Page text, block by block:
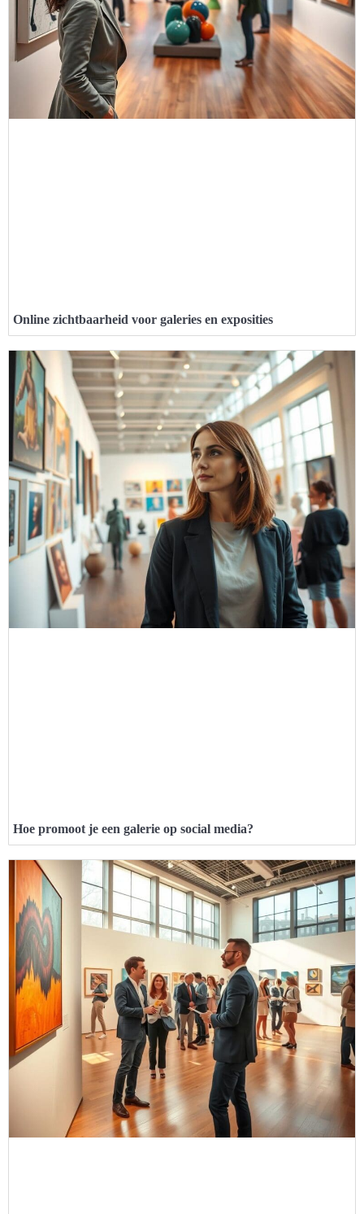
Online zichtbaarheid voor galeries en exposities
Hoe promoot je een galerie op social media?